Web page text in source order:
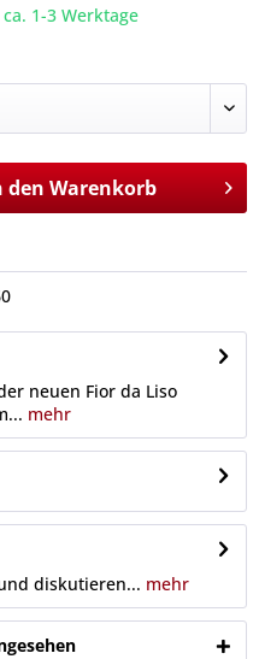
1-3 Werktage
den Warenkorb
neuen Fior da Liso
mehr
diskutieren... mehr